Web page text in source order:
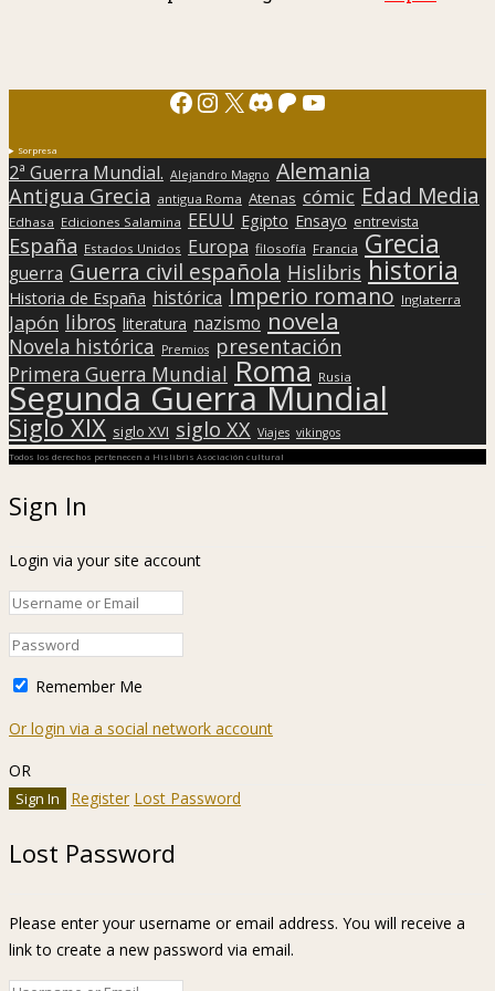
Facebook
Instagram
X Discord
Patreon
YouTube
Sorpresa
2ª Guerra Mundial. Alejandro Magno Alemania
Antigua Grecia antigua Roma Atenas cómic Edad Media
Edhasa Ediciones Salamina EEUU Egipto Ensayo entrevista
España Estados Unidos Europa filosofía Francia Grecia
guerra Guerra civil española Hislibris historia
Historia de España histórica Imperio romano Inglaterra
Japón libros literatura nazismo novela
Novela histórica Premios presentación
Primera Guerra Mundial Roma Rusia
Segunda Guerra Mundial
Siglo XIX siglo XVI siglo XX Viajes vikingos
Todos los derechos pertenecen a Hislibris Asociación cultural
Sign In
Login via your site account
Remember Me
Or login via a social network account
OR
Register Lost Password
Lost Password
Please enter your username or email address. You will receive a
link to create a new password via email.